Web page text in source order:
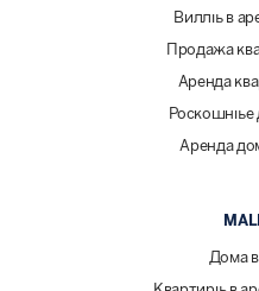
Виллы в
Продажа
Аренда
Роскошные
Аренда
Дома